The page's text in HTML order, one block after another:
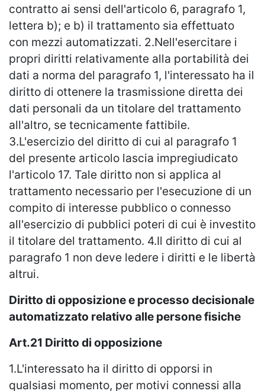
contratto ai sensi dell'articolo 6, paragrafo 1,
lettera b); e b) il trattamento sia effettuato
con mezzi automatizzati. 2.Nell'esercitare i
propri diritti relativamente alla portabilità dei
dati a norma del paragrafo 1, l'interessato ha il
diritto di ottenere la trasmissione diretta dei
dati personali da un titolare del trattamento
all'altro, se tecnicamente fattibile.
3.L'esercizio del diritto di cui al paragrafo 1
del presente articolo lascia impregiudicato
l'articolo 17. Tale diritto non si applica al
trattamento necessario per l'esecuzione di un
compito di interesse pubblico o connesso
all'esercizio di pubblici poteri di cui è investito
il titolare del trattamento. 4.Il diritto di cui al
paragrafo 1 non deve ledere i diritti e le libertà
altrui.
Diritto di opposizione e processo decisionale
automatizzato relativo alle persone fisiche
Art.21 Diritto di opposizione
1.L'interessato ha il diritto di opporsi in
qualsiasi momento, per motivi connessi alla